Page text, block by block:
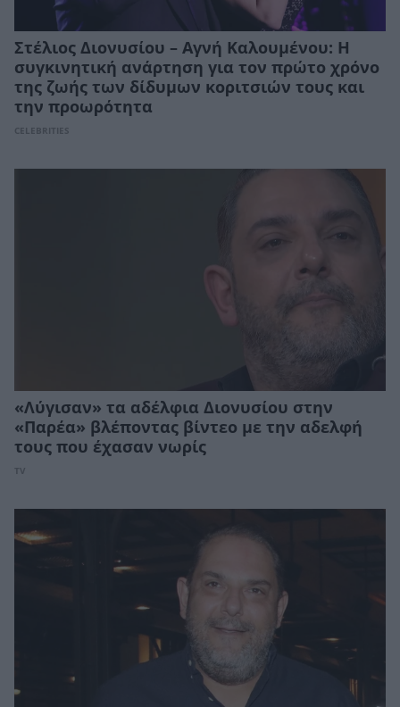
Στέλιος Διονυσίου – Αγνή Καλουμένου: Η
συγκινητική ανάρτηση για τον πρώτο χρόνο
της ζωής των δίδυμων κοριτσιών τους και
την προωρότητα
CELEBRITIES
«Λύγισαν» τα αδέλφια Διονυσίου στην
«Παρέα» βλέποντας βίντεο με την αδελφή
τους που έχασαν νωρίς
TV